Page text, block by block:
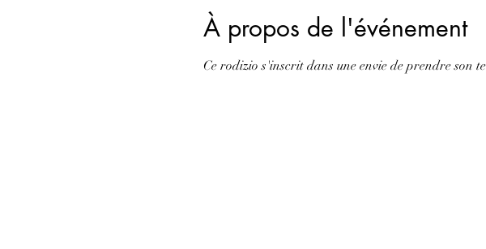
À propos de l'événement
Ce rodizio s'inscrit dans une envie de prendre son